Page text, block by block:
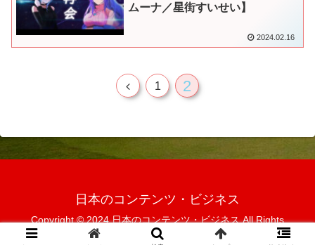
ムーナ／星街すいせい】
2024.02.16
前
1 2
日本のコンテンツ・ビジネス
Copyright © 2024 日本のコンテンツ・ビジネス All Rights
Reserved.